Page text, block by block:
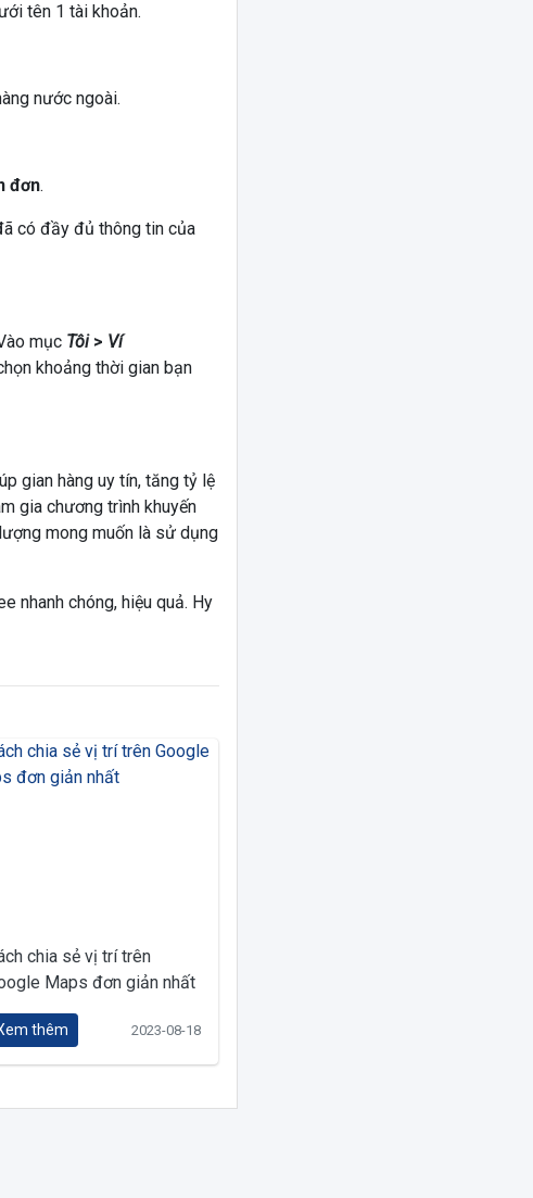
tên 1 tài khoản.
nước ngoài.
đơn.
có đầy đủ thông tin của
mục Tôi> Ví
khoảng thời gian bạn
gian hàng uy tín, tăng tỷ lệ
gia chương trình khuyến
mong muốn là sử dụng
nhanh chóng, hiệu quả. Hy
chia sẻ vị trí trên
Maps đơn giản nhất
thêm 2023-08-18